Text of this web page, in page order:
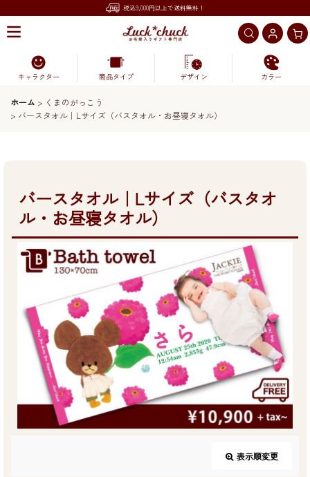
税込9,000円以上で送料無料！
キャラクター 商品タイプ デザイン カラー
ホーム > くまのがっこう
> バースタオル｜Lサイズ（バスタオル・お昼寝タオル）
バースタオル｜Lサイズ（バスタオ
ル・お昼寝タオル）
表示順変更